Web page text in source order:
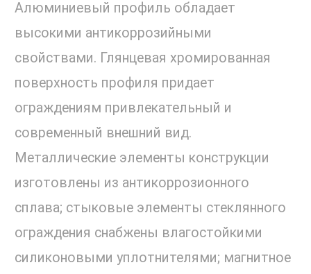
Алюминиевый профиль обладает
высокими антикоррозийными
свойствами. Глянцевая хромированная
поверхность профиля придает
ограждениям привлекательный и
современный внешний вид.
Металлические элементы конструкции
изготовлены из антикоррозионного
сплава; стыковые элементы стеклянного
ограждения снабжены влагостойкими
силиконовыми уплотнителями; магнитное